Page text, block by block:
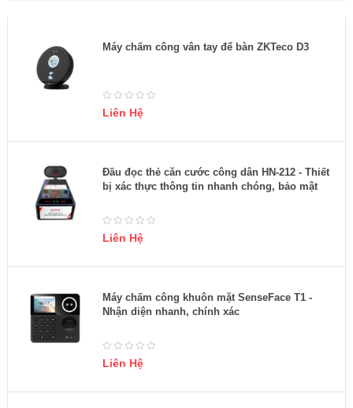
Máy chấm công vân tay để bàn ZKTeco D3
Liên Hệ
Đầu đọc thẻ căn cước công dân HN-212 - Thiết
bị xác thực thông tin nhanh chóng, bảo mật
Liên Hệ
Máy chấm công khuôn mặt SenseFace T1 -
Nhận diện nhanh, chính xác
Liên Hệ